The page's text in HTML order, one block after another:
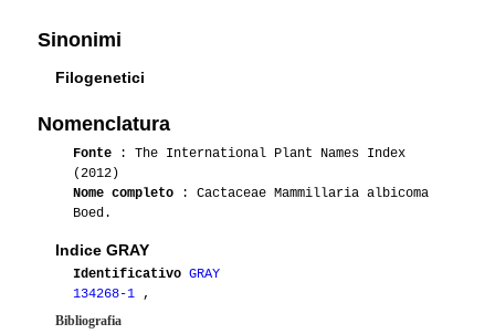
09-2013 Maurillio
08-2013
07-2013 Donatella2012
08-2010 Maurillio
Sinonimi
Filogenetici
Nomenclatura
Fonte : The International Plant Names Index
(2012)
Nome completo : Cactaceae Mammillaria albicoma
Boed.
Indice GRAY
Identificativo GRAY
134268-1 ,
Bibliografia